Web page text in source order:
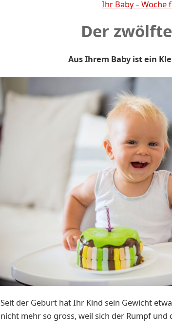
Ihr Baby – Woche
Der
Aus Ihrem Baby ist ein
Seit der Geburt hat Ihr Kind sein Gewicht
nicht mehr so gross, weil sich der Rumpf